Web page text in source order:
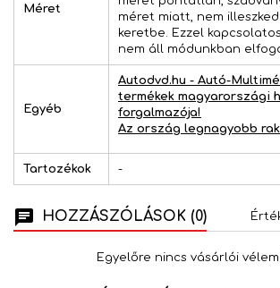
Méret
méret miatt, nem
keretbe. Ezzel
nem áll módunkban
Egyéb
Autodvd.hu - Autó-
termékek magyarországi
forgalmazója!
Az ország legnagyobb
Tartozékok -
HOZZÁSZÓLÁSOK (0)
Egyelőre nincs vásárlói